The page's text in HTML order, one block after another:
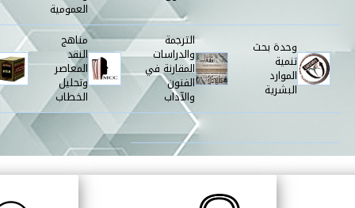
العمومية
وحدة بحث
تنمية
الموارد
البشرية
الترجمة
والدراسات
المقارنة في
الفنون
والآداب
مناهج
النقد
المعاصر
وتحليل
الخطاب